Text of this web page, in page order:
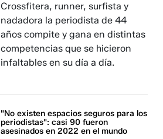
Crossfitera, runner, surfista y
nadadora la periodista de 44
años compite y gana en distintas
competencias que se hicieron
infaltables en su día a día.
"No existen espacios seguros para los
periodistas": casi 90 fueron
asesinados en 2022 en el mundo